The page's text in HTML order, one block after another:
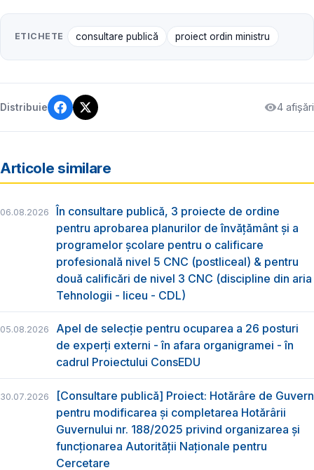
ETICHETE consultare publică proiect ordin ministru
Distribuie 4 afișări
Articole similare
06.08.2026
În consultare publică, 3 proiecte de ordine
pentru aprobarea planurilor de învățământ și a
programelor școlare pentru o calificare
profesională nivel 5 CNC (postliceal) & pentru
două calificări de nivel 3 CNC (discipline din aria
Tehnologii - liceu - CDL)
05.08.2026
Apel de selecție pentru ocuparea a 26 posturi
de experți externi - în afara organigramei - în
cadrul Proiectului ConsEDU
30.07.2026
[Consultare publică] Proiect: Hotărâre de Guvern
pentru modificarea și completarea Hotărârii
Guvernului nr. 188/2025 privind organizarea şi
funcţionarea Autorităţii Naţionale pentru
Cercetare